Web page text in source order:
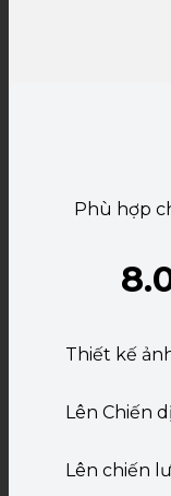
Phù hợp
Thiết kế
Lên Chiến
Lên chiến